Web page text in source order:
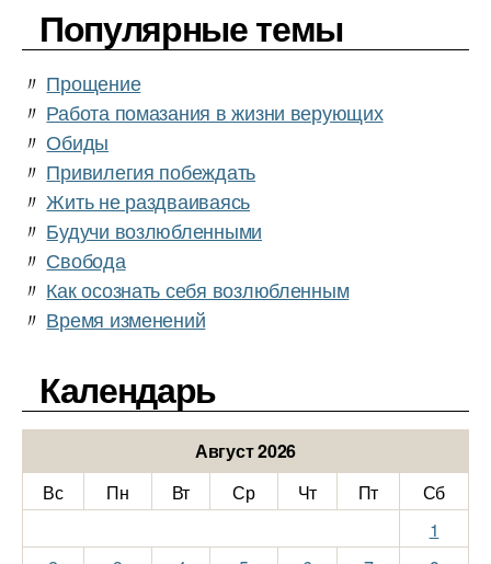
Популярные темы
〃 Прощение
〃 Работа помазания в жизни верующих
〃 Обиды
〃 Привилегия побеждать
〃 Жить не раздваиваясь
〃 Будучи возлюбленными
〃 Свобода
〃 Как осознать себя возлюбленным
〃 Время изменений
Календарь
Август 2026
Вс
Пн Вт Ср Чт Пт
Сб
1